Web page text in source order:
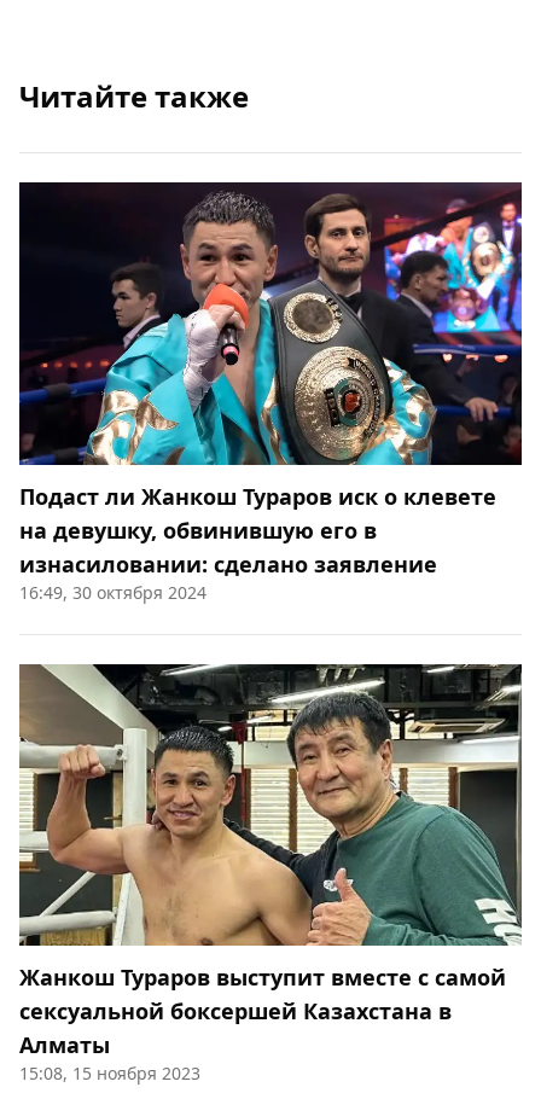
Читайте также
Подаст ли Жанкош Тураров иск о клевете
на девушку, обвинившую его в
изнасиловании: сделано заявление
16:49, 30 октября 2024
Жанкош Тураров выступит вместе с самой
сексуальной боксершей Казахстана в
Алматы
15:08, 15 ноября 2023